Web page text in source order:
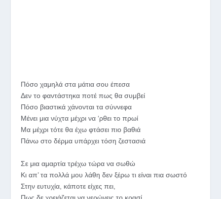
Πόσο χαμηλά στα μάτια σου έπεσα
Δεν το φαντάστηκα ποτέ πως θα συμβεί
Πόσο βιαστικά χάνονται τα σύννεφα
Μένει μια νύχτα μέχρι να ‘ρθει το πρωί
Μα μέχρι τότε θα έχω φτάσει πιο βαθιά
Πάνω στο δέρμα υπάρχει τόση ζεστασιά
Σε μια αμαρτία τρέχω τώρα να σωθώ
Κι απ’ τα πολλά μου λάθη δεν ξέρω τι είναι πια σωστό
Στην ευτυχία, κάποτε είχες πει,
Πως δε χρειάζεται να νερώνεις το κρασί